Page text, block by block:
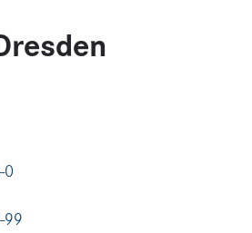
0
99